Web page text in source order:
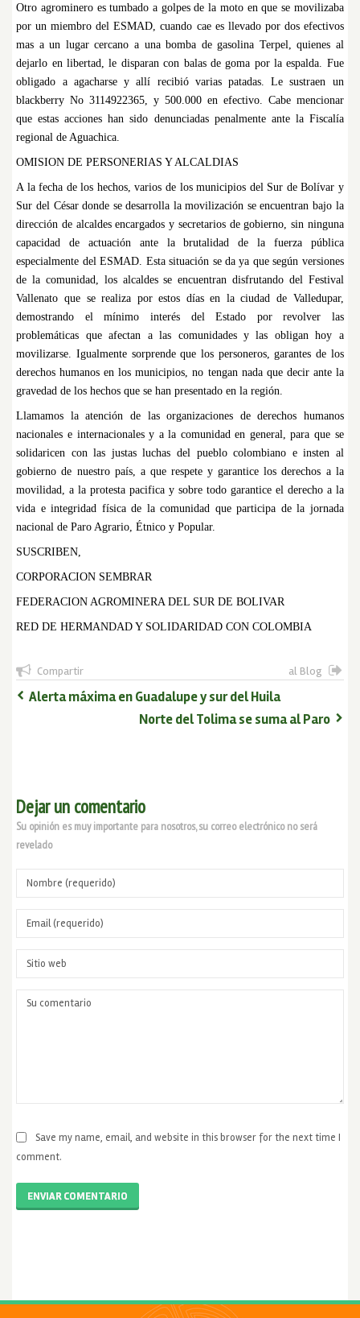
Otro agrominero es tumbado a golpes de la moto en que se movilizaba
por un miembro del ESMAD, cuando cae es llevado por dos efectivos
mas a un lugar cercano a una bomba de gasolina Terpel, quienes al
dejarlo en libertad, le disparan con balas de goma por la espalda. Fue
obligado a agacharse y allí recibió varias patadas. Le sustraen un
blackberry No 3114922365, y 500.000 en efectivo. Cabe mencionar
que estas acciones han sido denunciadas penalmente ante la Fiscalía
regional de Aguachica.
OMISION DE PERSONERIAS Y ALCALDIAS
A la fecha de los hechos, varios de los municipios del Sur de Bolívar y
Sur del César donde se desarrolla la movilización se encuentran bajo la
dirección de alcaldes encargados y secretarios de gobierno, sin ninguna
capacidad de actuación ante la brutalidad de la fuerza pública
especialmente del ESMAD. Esta situación se da ya que según versiones
de la comunidad, los alcaldes se encuentran disfrutando del Festival
Vallenato que se realiza por estos días en la ciudad de Valledupar,
demostrando el mínimo interés del Estado por revolver las
problemáticas que afectan a las comunidades y las obligan hoy a
movilizarse. Igualmente sorprende que los personeros, garantes de los
derechos humanos en los municipios, no tengan nada que decir ante la
gravedad de los hechos que se han presentado en la región.
Llamamos la atención de las organizaciones de derechos humanos
nacionales e internacionales y a la comunidad en general, para que se
solidaricen con las justas luchas del pueblo colombiano e insten al
gobierno de nuestro país, a que respete y garantice los derechos a la
movilidad, a la protesta pacifica y sobre todo garantice el derecho a la
vida e integridad física de la comunidad que participa de la jornada
nacional de Paro Agrario, Étnico y Popular.
SUSCRIBEN,
CORPORACION SEMBRAR
FEDERACION AGROMINERA DEL SUR DE BOLIVAR
RED DE HERMANDAD Y SOLIDARIDAD CON COLOMBIA
Compartir al Blog
Alerta máxima en Guadalupe y sur del Huila
Norte del Tolima se suma al Paro
Dejar un comentario
Su opinión es muy importante para nosotros, su correo electrónico no será
revelado
Save my name, email, and website in this browser for the next time I
comment.
ENVIAR COMENTARIO